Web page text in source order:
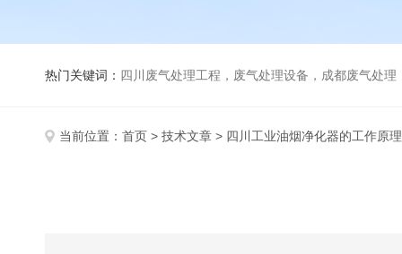
热门关键词： 四川废气处理工程，废气处理设备，成都废气处理，巴歇尔槽，活性炭除
当前位置： 首页 > 技术文章 > 四川工业油烟净化器的工作原